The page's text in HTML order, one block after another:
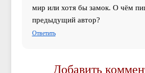
мир или хотя бы замок. О чём
предыдущий автор?
Ответить
Добавить